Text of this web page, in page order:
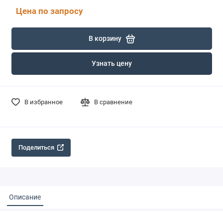
Цена по запросу
В корзину
Узнать цену
В избранное В сравнение
Поделиться
Описание